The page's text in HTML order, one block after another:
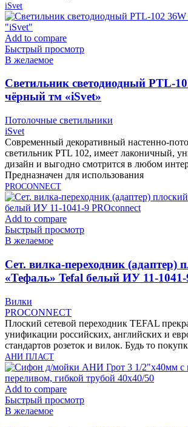
iSvet
Add to compare
Быстрый просмотр
В желаемое
Cветильник светодиодный PTL-
чёрный тм «iSvet»
Потолочные светильники
iSvet
Современный декоративный настенно-
светильник PTL 102, имеет лаконичный,
дизайн и выгодно смотрится в любом
Предназначен для использования
PROCONNECT
Add to compare
Быстрый просмотр
В желаемое
Cет. вилка-переходник (адаптер)
«Тефаль» Tefal белый ИУ 11-1041-
Вилки
PROCONNECT
Плоский сетевой переходник TEFAL
унификации российских, английских и
стандартов розеток и вилок. Будь то
АНИ ПЛАСТ
Add to compare
Быстрый просмотр
В желаемое